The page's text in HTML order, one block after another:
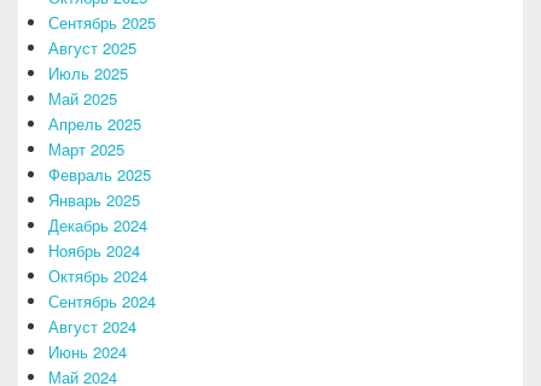
Сентябрь 2025
Август 2025
Июль 2025
Май 2025
Апрель 2025
Март 2025
Февраль 2025
Январь 2025
Декабрь 2024
Ноябрь 2024
Октябрь 2024
Сентябрь 2024
Август 2024
Июнь 2024
Май 2024